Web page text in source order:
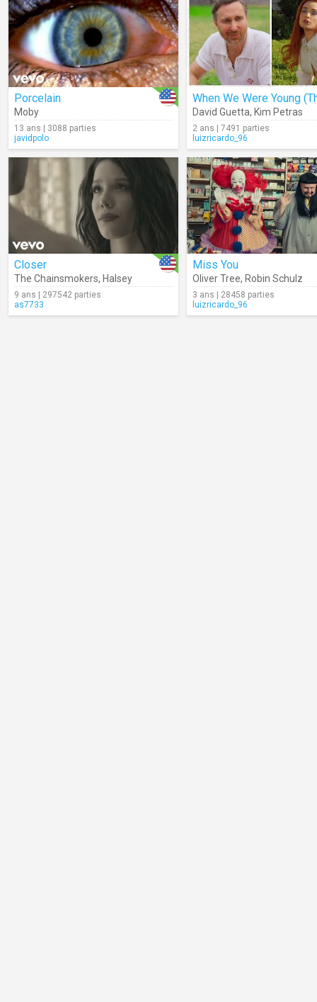
Porcelain
Moby
13 ans | 3088 parties
javidpolo
David Guetta, Kim Petras
2 ans | 7491 parties
luizricardo_96
Closer
The Chainsmokers, Halsey
9 ans | 297542 parties
as7733
Miss You
Oliver Tree, Robin Schulz
3 ans | 28458 parties
luizricardo_96